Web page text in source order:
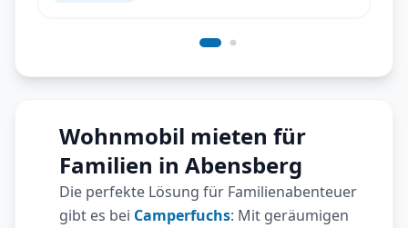
Wohnmobil mieten für
Familien in Abensberg
Die perfekte Lösung für Familienabenteuer
gibt es bei Camperfuchs: Mit geräumigen